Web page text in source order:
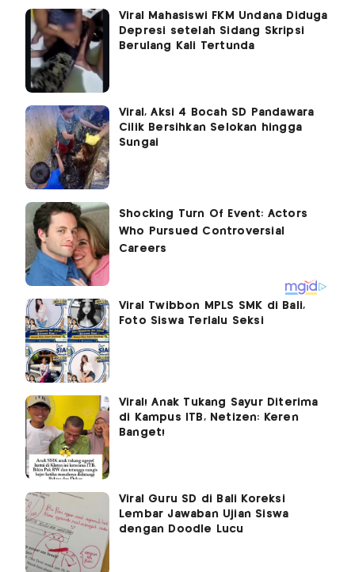
Viral Mahasiswi FKM Undana Diduga
Depresi setelah Sidang Skripsi
Berulang Kali Tertunda
Viral, Aksi 4 Bocah SD Pandawara
Cilik Bersihkan Selokan hingga
Sungai
Viral Twibbon MPLS SMK di Bali,
Foto Siswa Terlalu Seksi
Viral! Anak Tukang Sayur Diterima
di Kampus ITB, Netizen: Keren
Banget!
Viral Guru SD di Bali Koreksi
Lembar Jawaban Ujian Siswa
dengan Doodle Lucu